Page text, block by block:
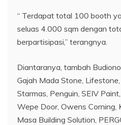
“ Terdapat total 100 booth
seluas 4.000 sqm dengan
berpartisipasi,” terangnya.
Diantaranya, tambah
Gajah Mada Stone,
Starmas, Penguin, SEIV
Wepe Door, Owens Corning,
Masa Building Solution,